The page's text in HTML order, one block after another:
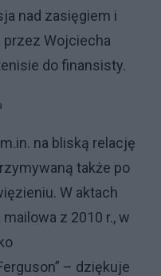
nad zasięgiem i
przez Wojciecha
do finansisty.
na bliską relację
także po
W aktach
z 2010 r., w
– dziękuje